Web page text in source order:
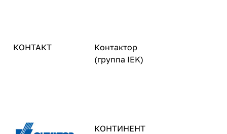
КОНТАКТ
Контактор
(группа IEK)
КОНТИНЕНТ